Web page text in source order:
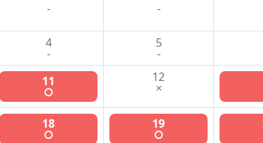
- -
4
-
5
-
11
○
12
×
18
○
19
○